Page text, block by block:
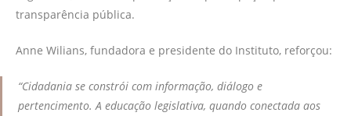
transparência pública.
Anne Wilians, fundadora e presidente do Instituto, reforçou:
“Cidadania se constrói com informação, diálogo e
pertencimento. A educação legislativa, quando conectada aos